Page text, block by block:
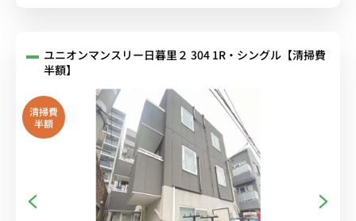
ユニオンマンスリー日暮里２ 304 1R・シングル【清掃費
半額】
清掃費
半額